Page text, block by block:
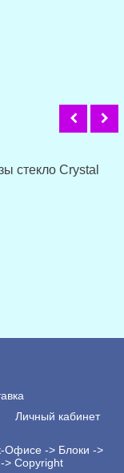
стекло Crystal
Личный кабинет
Офисе -> Блоки ->
> Copyright